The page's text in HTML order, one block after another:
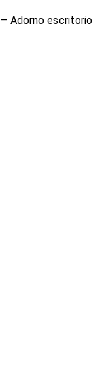
Adorno escritorio